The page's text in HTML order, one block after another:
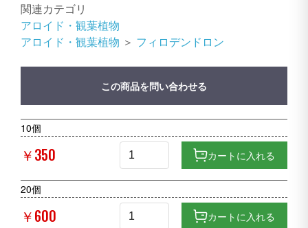
関連カテゴリ
アロイド・観葉植物
アロイド・観葉植物 ＞ フィロデンドロン
この商品を問い合わせる
10個
￥350 カートに入れる
20個
￥600 カートに入れる